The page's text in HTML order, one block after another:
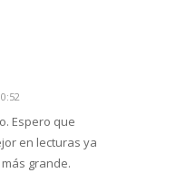
Espero que
en lecturas ya
grande.